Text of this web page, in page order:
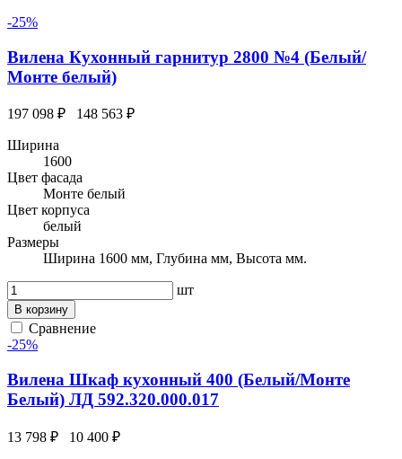
-25%
Вилена Кухонный гарнитур 2800 №4 (Белый/
Монте белый)
197 098 ₽ 148 563 ₽
Ширина
1600
Цвет фасада
Монте белый
Цвет корпуса
белый
Размеры
Ширина 1600 мм, Глубина мм, Высота мм.
шт
В корзину
Сравнение
-25%
Вилена Шкаф кухонный 400 (Белый/Монте
Белый) ЛД 592.320.000.017
13 798 ₽ 10 400 ₽